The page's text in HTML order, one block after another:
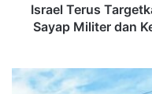
Israel Terus
Sayap Militer dan